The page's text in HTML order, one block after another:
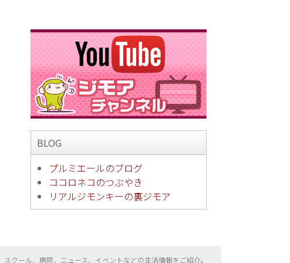
BLOG
プルミエールのブログ
ココロネコのつぶやき
リアルジモンキーの裏ジモア
スクール、病院、ニュース、イベントなどの生活情報をご紹介。